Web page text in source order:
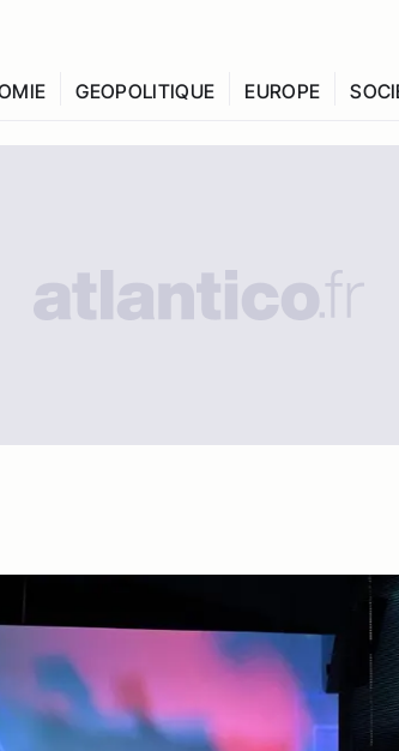
GEOPOLITIQUE EUROPE